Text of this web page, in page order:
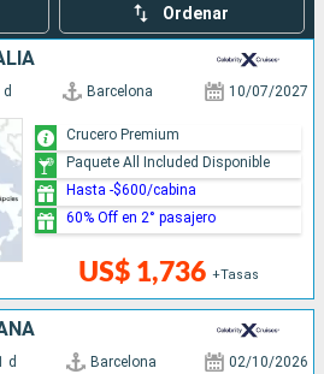
Ordenar
d Barcelona 10/07/2027
US$ 1,736 +Tasas
Crucero Premium
Paquete All Included Disponible
Hasta -$600/cabina
60% Off en 2° pasajero
d Barcelona 02/10/2026